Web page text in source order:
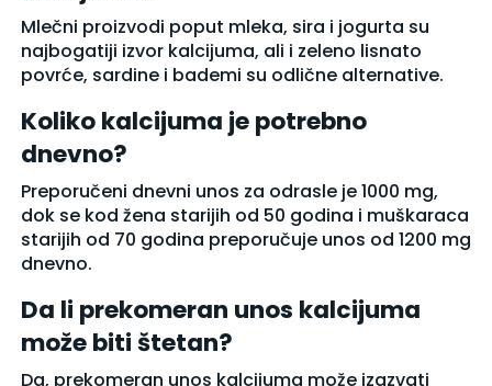
Mlečni proizvodi poput mleka, sira i jogurta su
najbogatiji izvor kalcijuma, ali i zeleno lisnato
povrće, sardine i bademi su odlične alternative.
Koliko kalcijuma je potrebno
dnevno?
Preporučeni dnevni unos za odrasle je 1000 mg,
dok se kod žena starijih od 50 godina i muškaraca
starijih od 70 godina preporučuje unos od 1200 mg
dnevno.
Da li prekomeran unos kalcijuma
može biti štetan?
Da, prekomeran unos kalcijuma može izazvati